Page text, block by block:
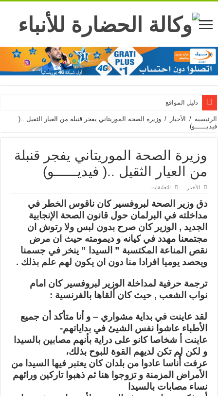
دليل المواقع
الرئيسية / الأخبار / وزيرة الصحة الموريتاني يفجر قنبلة من العيار الثقيل ..(
فيديــــــو)
وزيرة الصحة الموريتاني يفجر قنبلة
من العيار الثقيل ..( فيديــــــو)
الأخبار التعليقات
الصحة
الموريتاني
يفجر
قنبلة
من
العيار
الثقيل
..
(
فيديــــــو)
مغلقة
دق وزير الصحة لبروفسير كان ناقوس الخطر في
مداخلته في البرلمان حول قانون الصحة الإنجابية
الجديد , الوزير كان صرح بدون لبس ولا رتوش ان
مجتمعنا مهدد في كيانه و ديمومته حيث ان مرض
نقص المناعة المكتسبة ” السيدا ” ينخر في جسمنا
ويحصد يوميا افرادا منا دون ان يكون لهم علم بذلك .
ترجمة حرفية لمداخلة الوزير لبروفسير كان امام
نواب الشعب , حيث كان ألقاها بالفرنسية :
لقد عاينت في بداية مشواري – و أنا متأكد أن جميع
الأطباء عاشوا نفس الشيئ في بداياتهم-
عاينت أ شخاصا كانو على دراية بأنهم مصابين بالسيدا
و لكن لم تكن لديهم القوة للبوح بذلك،
عرفت أُناسا عادوا من بلدان كان يعتبر فيها السيدا من
الأمراض المزمنة و تزوجوا هنا ثم ذهبوا تاركين ورائهم
نساء مصابات بالسيدا